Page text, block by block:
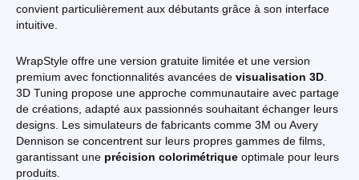
convient particulièrement aux débutants grâce à son interface
intuitive.
WrapStyle offre une version gratuite limitée et une version
premium avec fonctionnalités avancées de visualisation 3D
3D Tuning propose une approche communautaire avec partage
de créations, adapté aux passionnés souhaitant échanger leurs
designs. Les simulateurs de fabricants comme 3M ou Avery
Dennison se concentrent sur leurs propres gammes de films,
garantissant une précision colorimétrique optimale pour leurs
produits.